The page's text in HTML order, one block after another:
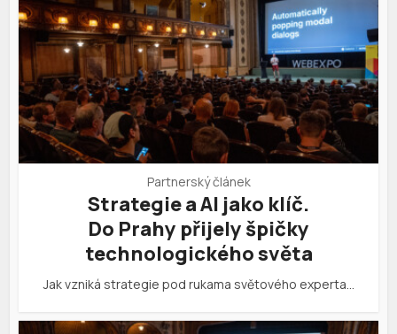
Partnerský článek
Strategie a AI jako klíč.
Do Prahy přijely špičky
technologického světa
Jak vzniká strategie pod rukama světového experta…